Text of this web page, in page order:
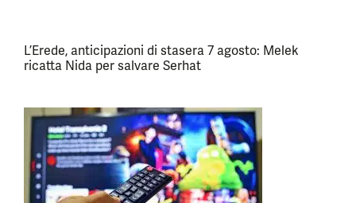
L’Erede, anticipazioni di stasera 7 agosto: Melek
ricatta Nida per salvare Serhat